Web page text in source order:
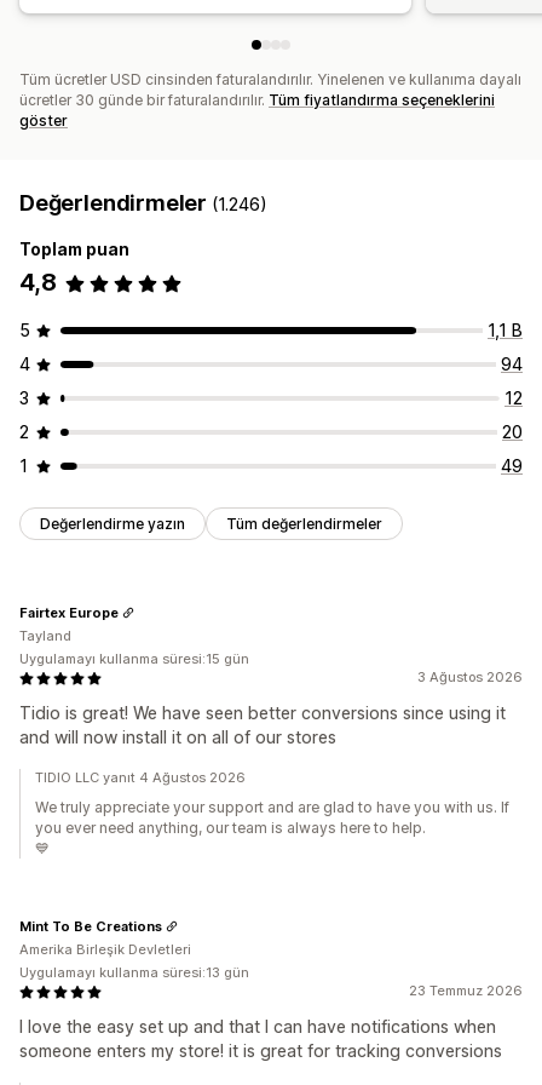
Tüm ücretler USD cinsinden faturalandırılır. Yinelenen ve kullanıma dayalı
ücretler 30 günde bir faturalandırılır. Tüm fiyatlandırma seçeneklerini
göster
Değerlendirmeler (1.246)
Toplam puan
4,8
5
1,1 B
4
94
3
12
2
20
1
49
Değerlendirme yazın Tüm değerlendirmeler
3 Ağustos 2026
Tidio is great! We have seen better conversions since using it
and will now install it on all of our stores
Fairtex Europe
Tayland
Uygulamayı kullanma süresi:15 gün
TIDIO LLC yanıt 4 Ağustos 2026
We truly appreciate your support and are glad to have you with us. If
you ever need anything, our team is always here to help.
💙
23 Temmuz 2026
I love the easy set up and that I can have notifications when
someone enters my store! it is great for tracking conversions
Mint To Be Creations
Amerika Birleşik Devletleri
Uygulamayı kullanma süresi:13 gün